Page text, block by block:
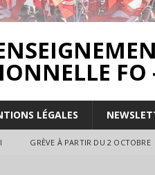
LÉGALES
GRÈVE À PARTIR DU 2 OCTOBRE